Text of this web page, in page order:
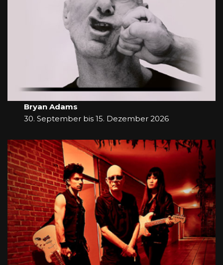
Bryan Adams
30. September bis 15. Dezember 2026